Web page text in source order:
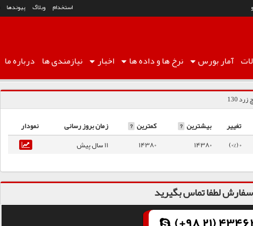
استخدام وبلاگ پیوندها
آماربورس نرخ هاو داده ها اخبار نیازمندی ها درباره ما
130
تغییر بیشترین ? کمترین ? زمان بروز رسانی
نمودار
0 (0%)
14380
14380 11 سال پیش
لطفا تماس بگیرید